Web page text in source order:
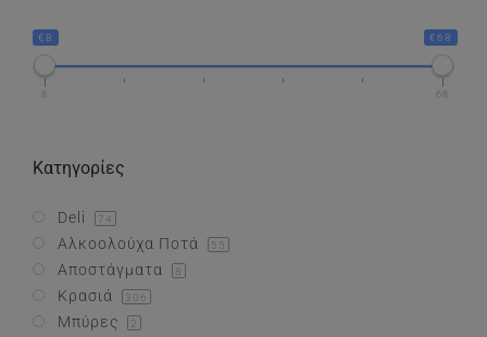
Συνθέσεις Δώρων
€8 €68
8 68
Κατηγορίες
Deli 74
Αλκοολούχα Ποτά 55
Αποστάγματα 8
Κρασιά 306
Μπύρες 2